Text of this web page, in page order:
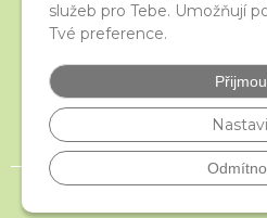
služeb pro Tebe. Umožňují
Tvé preference.
Nejčastější
České
© 2026 istraka.cz - nejtřpytivější korálky